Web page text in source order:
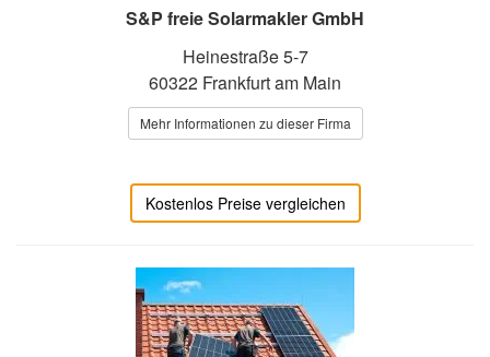
S&P freie Solarmakler GmbH
Heinestraße 5-7
60322 Frankfurt am Main
Mehr Informationen zu dieser Firma
Kostenlos Preise vergleichen